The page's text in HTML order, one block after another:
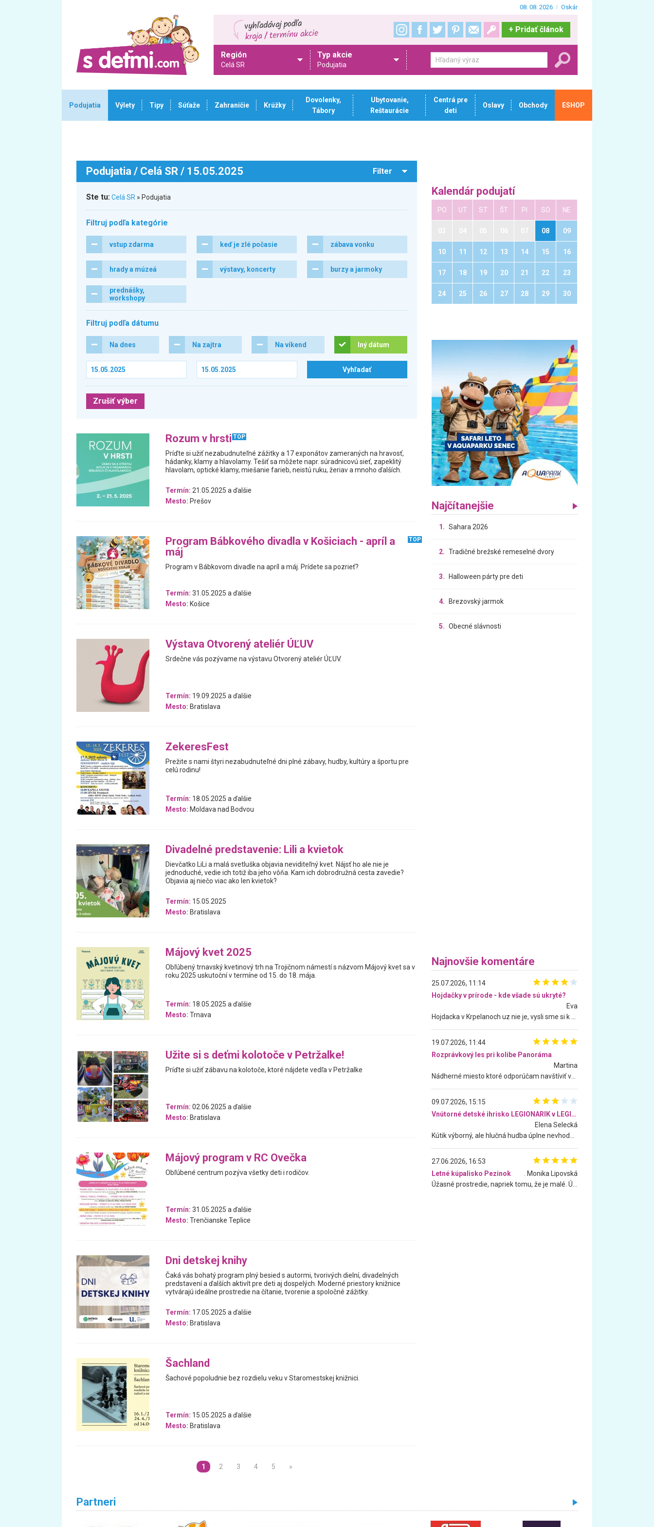
08. 08. 2026 Oskár
+ Pridať článok
Región
Celá SR
Typ akcie
Podujatia
Podujatia Výlety Tipy Súťaže Zahraničie Krúžky
Dovolenky,
Tábory
Ubytovanie,
Reštaurácie
Centrá pre
deti
Oslavy Obchody ESHOP
Podujatia / Celá SR / 15.05.2025 Filter
Ste tu:Celá SR » Podujatia
Filtruj podľa kategórie
vstup zdarma keď je zlé počasie zábava vonku
hrady a múzeá výstavy, koncerty burzy a jarmoky
prednášky,
workshopy
Filtruj podľa dátumu
Na dnes Na zajtra Na víkend Iný dátum
Zrušiť výber
Rozum v hrsti TOP
Príďte si užiť nezabudnuteľné zážitky a 17 exponátov zameraných na hravosť,
hádanky, klamy a hlavolamy. Tešiť sa môžete napr. súradnicovú sieť, zapeklitý
hlavolam, optické klamy, miešanie farieb, neistú ruku, žeriav a mnoho ďalších.
Termín: 21.05.2025 a ďalšie
Mesto: Prešov
Program Bábkového divadla v Košiciach - apríl a
máj
TOP
Program v Bábkovom divadle na apríl a máj. Prídete sa pozrieť?
Termín: 31.05.2025 a ďalšie
Mesto: Košice
Výstava Otvorený ateliér ÚĽUV
Srdečne vás pozývame na výstavu Otvorený ateliér ÚĽUV.
Termín: 19.09.2025 a ďalšie
Mesto: Bratislava
ZekeresFest
Prežite s nami štyri nezabudnuteľné dni plné zábavy, hudby, kultúry a športu pre
celú rodinu!
Termín: 18.05.2025 a ďalšie
Mesto: Moldava nad Bodvou
Divadelné predstavenie: Lili a kvietok
Dievčatko LiLi a malá svetluška objavia neviditeľný kvet. Nájsť ho ale nie je
jednoduché, vedie ich totiž iba jeho vôňa. Kam ich dobrodružná cesta zavedie?
Objavia aj niečo viac ako len kvietok?
Termín: 15.05.2025
Mesto: Bratislava
Májový kvet 2025
Obľúbený trnavský kvetinový trh na Trojičnom námestí s názvom Májový kvet sa v
roku 2025 uskutoční v termíne od 15. do 18. mája.
Termín: 18.05.2025 a ďalšie
Mesto: Trnava
Užite si s deťmi kolotoče v Petržalke!
Príďte si užiť zábavu na kolotoče, ktoré nájdete vedľa v Petržalke
Termín: 02.06.2025 a ďalšie
Mesto: Bratislava
Májový program v RC Ovečka
Obľúbené centrum pozýva všetky deti i rodičov.
Termín: 31.05.2025 a ďalšie
Mesto: Trenčianske Teplice
Dni detskej knihy
Čaká vás bohatý program plný besied s autormi, tvorivých dielní, divadelných
predstavení a ďalších aktivít pre deti aj dospelých. Moderné priestory knižnice
vytvárajú ideálne prostredie na čítanie, tvorenie a spoločné zážitky.
Termín: 17.05.2025 a ďalšie
Mesto: Bratislava
Šachland
Šachové popoludnie bez rozdielu veku v Staromestskej knižnici.
Termín: 15.05.2025 a ďalšie
Mesto: Bratislava
1 2 3 4 5 »
Kalendár podujatí
PO UT ST ŠT PI SO NE
08 09
10 11 12 13 14 15 16
17 18 19 20 21 22 23
24 25 26 27 28 29 30
Najčítanejšie
1. Sahara 2026
2. Tradičné brežské remeselné dvory
3. Halloween párty pre deti
4. Brezovský jarmok
5. Obecné slávnosti
Najnovšie komentáre
25.07.2026, 11:14
Hojdačky v prírode - kde všade sú ukryté?
Eva
19.07.2026, 11:44
Rozprávkový les pri kolibe Panoráma
Martina
09.07.2026, 15:15
Vnútorné detské ihrisko LEGIONARIK v LEGIA Fitness
Elena Selecká
27.06.2026, 16:53
Letné kúpalisko Pezinok
. Monika Lipovská
Partneri